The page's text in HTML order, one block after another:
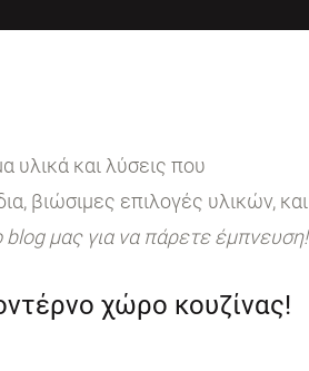
υλικά και λύσεις που
βιώσιμες επιλογές υλικών, και
blog μας για να πάρετε έμπνευση!
χώρο κουζίνας!